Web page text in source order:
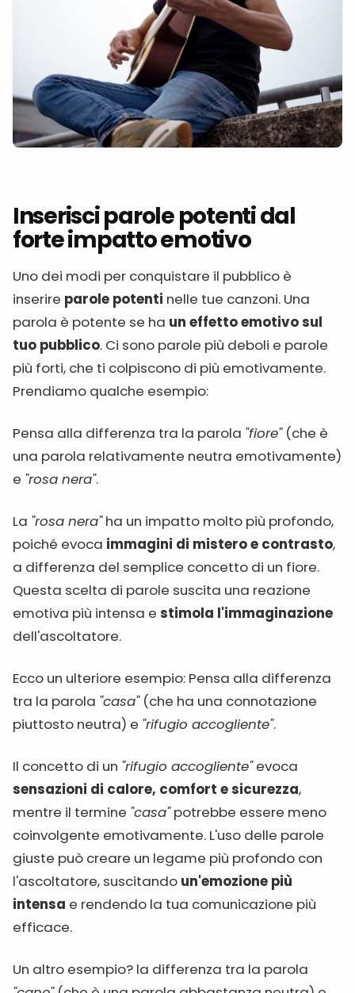
Inserisci parole potenti dal
forte impatto emotivo
Uno dei modi per conquistare il pubblico è
inserire parole potenti nelle tue canzoni. Una
parola è potente se ha un effetto emotivo sul
tuo pubblico. Ci sono parole più deboli e parole
più forti, che ti colpiscono di più emotivamente.
Prendiamo qualche esempio:
Pensa alla differenza tra la parola "fiore"(che è
una parola relativamente neutra emotivamente)
e "rosa nera".
La "rosa nera"ha un impatto molto più profondo,
poiché evoca immagini di mistero e contrasto,
a differenza del semplice concetto di un fiore.
Questa scelta di parole suscita una reazione
emotiva più intensa e stimola l'immaginazione
dell'ascoltatore.
Ecco un ulteriore esempio: Pensa alla differenza
tra la parola "casa"(che ha una connotazione
piuttosto neutra) e "rifugio accogliente".
Il concetto di un "rifugio accogliente"evoca
sensazioni di calore, comfort e sicurezza,
mentre il termine "casa"potrebbe essere meno
coinvolgente emotivamente. L'uso delle parole
giuste può creare un legame più profondo con
l'ascoltatore, suscitando un'emozione più
intensa e rendendo la tua comunicazione più
efficace.
Un altro esempio? la differenza tra la parola